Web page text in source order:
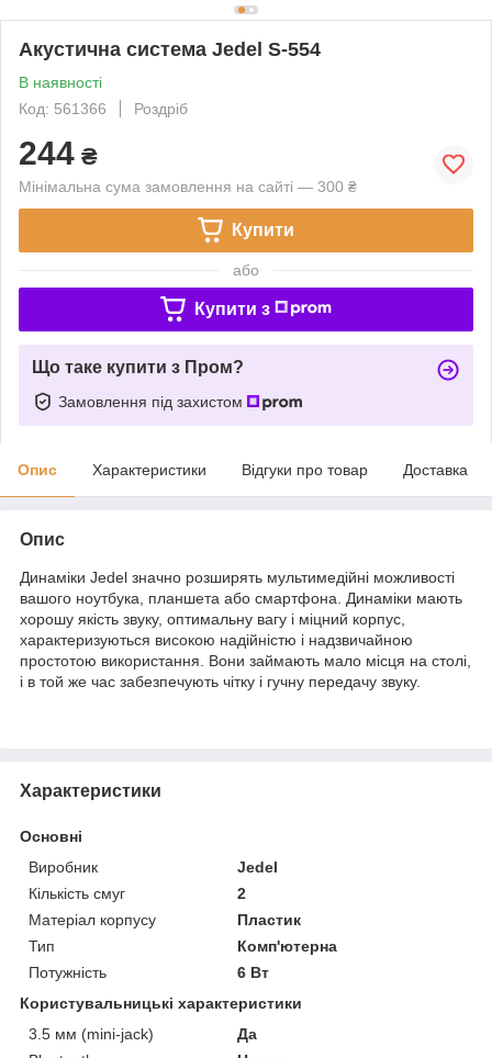
Акустична система Jedel S-554
В наявності
Код: 561366
Роздріб
244 ₴
Мінімальна сума замовлення на сайті — 300 ₴
Купити
або
Купити з
Що таке купити з Пром?
Замовлення під захистом
Опис Характеристики Відгуки про товар Доставка
Опис
Динаміки Jedel значно розширять мультимедійні можливості
вашого ноутбука, планшета або смартфона. Динаміки мають
хорошу якість звуку, оптимальну вагу і міцний корпус,
характеризуються високою надійністю і надзвичайною
простотою використання. Вони займають мало місця на столі,
і в той же час забезпечують чітку і гучну передачу звуку.
Характеристики
Основні
Виробник
Jedel
Кількість смуг
2
Матеріал корпусу
Пластик
Тип
Комп'ютерна
Потужність
6 Вт
Користувальницькі характеристики
3.5 мм (mini-jack)
Да